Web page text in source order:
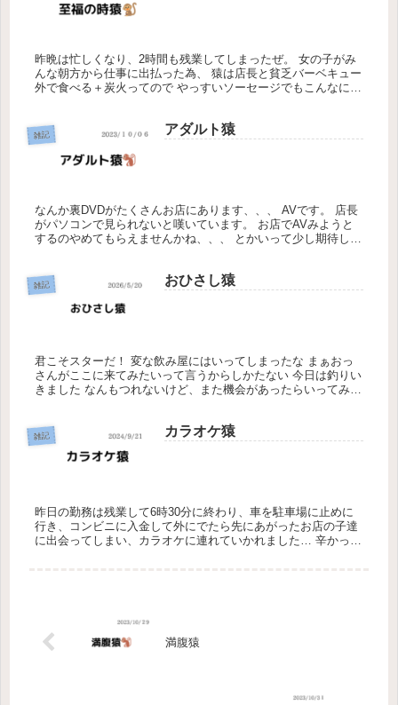
昨晩は忙しくなり、2時間も残業してしまったぜ。 女の子がみ
んな朝方から仕事に出払った為、 猿は店長と貧乏バーベキュー
外で食べる＋炭火ってので やっすいソーセージでもこんなにお
雑記 アダルト猿
なんか裏DVDがたくさんお店にあります、、、 AVです。 店長
がパソコンで見られないと嘆いています。 お店でAVみようと
するのやめてもらえませんかね、、、 とかいって少し期待して
雑記 おひさし猿
君こそスターだ！ 変な飲み屋にはいってしまったな まぁおっ
さんがここに来てみたいって言うからしかたない 今日は釣りい
きました なんもつれないけど、また機会があったらいってみよ
雑記 カラオケ猿
昨日の勤務は残業して6時30分に終わり、車を駐車場に止めに
行き、コンビニに入金して外にでたら先にあがったお店の子達
に出会ってしまい、カラオケに連れていかれました… 辛かっ
満腹猿